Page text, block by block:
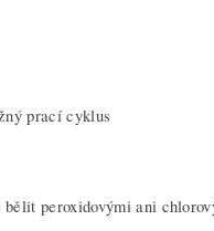
prací cyklus
peroxidovými ani